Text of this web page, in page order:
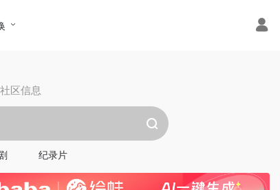
社区信息
纪录片